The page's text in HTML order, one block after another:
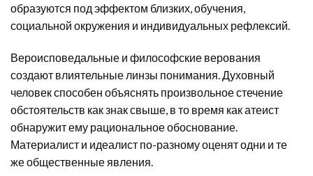
образуются под эффектом близких, обучения,
социальной окружения и индивидуальных рефлексий.
Вероисповедальные и философские верования
создают влиятельные линзы понимания. Духовный
человек способен объяснять произвольное стечение
обстоятельств как знак свыше, в то время как атеист
обнаружит ему рациональное обоснование.
Материалист и идеалист по-разному оценят одни и те
же общественные явления.